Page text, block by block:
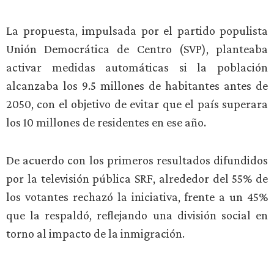
La propuesta, impulsada por el partido populista
Unión Democrática de Centro (SVP), planteaba
activar medidas automáticas si la población
alcanzaba los 9.5 millones de habitantes antes de
2050, con el objetivo de evitar que el país superara
los 10 millones de residentes en ese año.
De acuerdo con los primeros resultados difundidos
por la televisión pública SRF, alrededor del 55% de
los votantes rechazó la iniciativa, frente a un 45%
que la respaldó, reflejando una división social en
torno al impacto de la inmigración.